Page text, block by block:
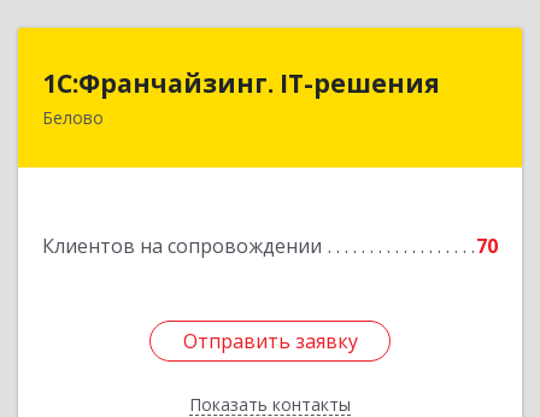
1С:Франчайзинг. IT-решения
Белово
Клиентов на сопровождении 70
Отправить заявку
Показать контакты
1С:Франчайзинг. IT-решения
Отправить заявку
Назад